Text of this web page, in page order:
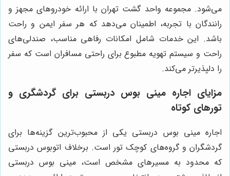
می‌شود. مجموعه واحد گشت تهران با ارائه خودروهای مجهز و
رانندگان با تجربه، اطمینان می‌دهد که هر سفر ایمن و راحت
باشد. این خدمات شامل امکانات رفاهی مناسب، صندلی‌های
راحت و سیستم تهویه مطبوع برای راحتی مسافران است که سفر
را دلپذیرتر می‌کند.
مزایای اجاره مینی بوس دربستی برای گردشگری و
تورهای کوتاه
اجاره مینی بوس دربستی یکی از محبوب‌ترین گزینه‌ها برای
گردشگران و گروه‌های کوچک تور است. برخلاف اتوبوس دربستی
که محدود به مسیرهای مشخص است، مینی بوس دربستی